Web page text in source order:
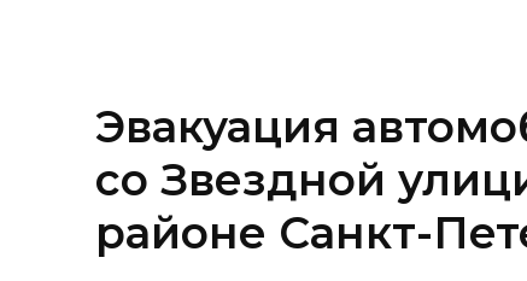
Эвакуация
со Звездной
районе Санкт-